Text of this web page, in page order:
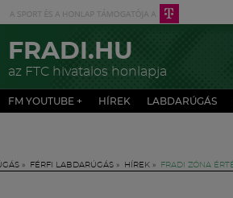
FRADI.HU
az FTC hivatalos honlapja
FM YOUTUBE + HÍREK LABDARÚGÁS
» FÉRFI LABDARÚGÁS » HÍREK » FRADI ZÓNA